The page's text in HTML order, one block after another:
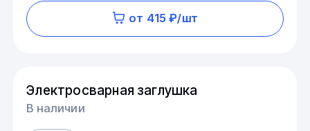
от 415 ₽/шт
Электросварная заглушка
В наличии